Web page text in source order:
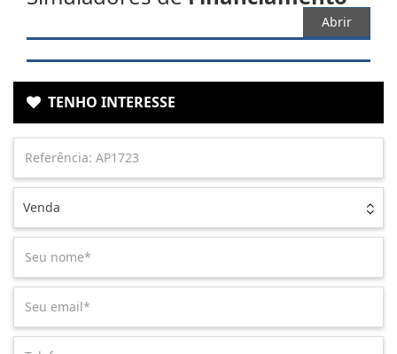
Abrir
TENHO INTERESSE
Venda